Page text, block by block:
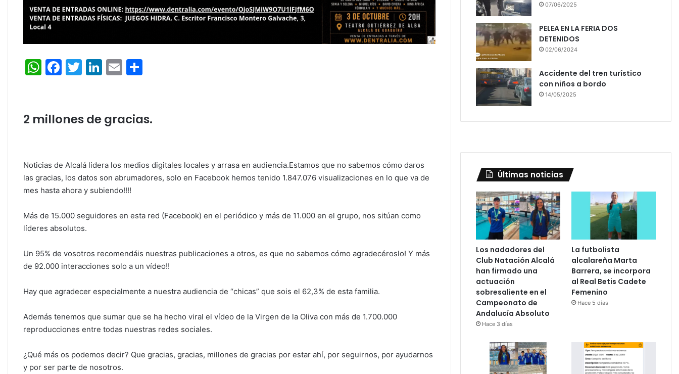
W
s
p
F
e
o
k
T
er
Li
e
dI
E
l
p
2 millones de gracias.
Noticias de Alcalá lidera los medios digitales locales y arrasa en audiencia.Estamos que no sabemos cómo daros
las gracias, los datos son abrumadores, solo en Facebook hemos tenido 1.847.076 visualizaciones en lo que va de
mes hasta ahora y subiendo!!!!
Más de 15.000 seguidores en esta red (Facebook) en el periódico y más de 11.000 en el grupo, nos sitúan como
líderes absolutos.
Un 95% de vosotros recomendáis nuestras publicaciones a otros, es que no sabemos cómo agradecéroslo! Y más
de 92.000 interacciones solo a un vídeo!!
Hay que agradecer especialmente a nuestra audiencia de “chicas” que sois el 62,3% de esta familia.
Además tenemos que sumar que se ha hecho viral el vídeo de la Virgen de la Oliva con más de 1.700.000
reproducciones entre todas nuestras redes sociales.
¿Qué más os podemos decir? Que gracias, gracias, millones de gracias por estar ahí, por seguirnos, por ayudarnos
y por ser parte de nosotros.
07/06/2025
PELEA EN LA FERIA DOS
DETENIDOS
02/06/2024
Accidente del tren turístico
con niños a bordo
14/05/2025
Últimas noticias
Los nadadores del
Club Natación Alcalá
han firmado una
actuación
sobresaliente en el
Campeonato de
Andalucía Absoluto
Hace 3 días
La futbolista
alcalareña Marta
Barrera, se incorpora
al Real Betis Cadete
Femenino
Hace 5 días